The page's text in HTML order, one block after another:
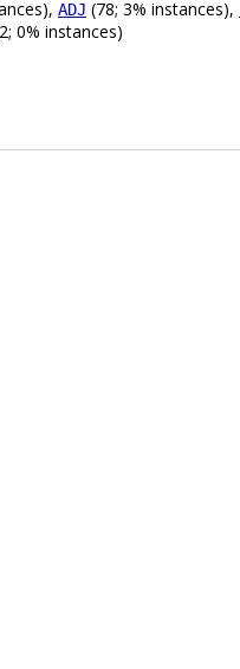
ADJ (78; 3% instances),
0% instances)